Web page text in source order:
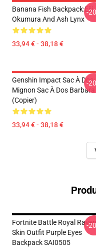
Banana Fish Backpack:Eiji
Okumura And Ash Lynx
33,94 € - 38,18 €
-
Genshin Impact Sac À Dos:
Mignon Sac À Dos Barbara
(Copier)
33,94 € - 38,18 €
-
Fortnite Battle Royal Raven
Skin Outfit Purple Eyes
Backpack SAI0505
-